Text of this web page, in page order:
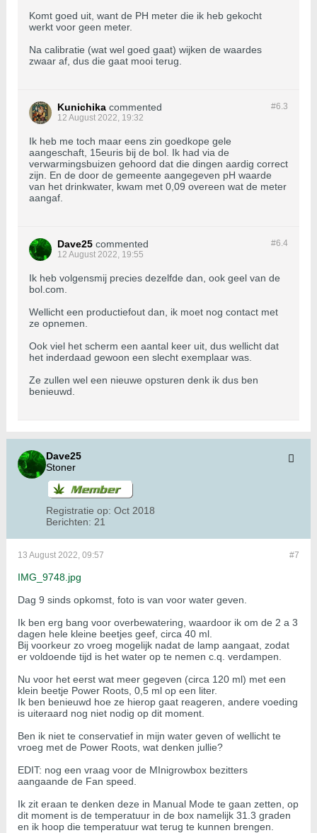
Komt goed uit, want de PH meter die ik heb gekocht
werkt voor geen meter.
Na calibratie (wat wel goed gaat) wijken de waardes
zwaar af, dus die gaat mooi terug.
#6.3
Kunichika commented
12 August 2022, 19:32
Ik heb me toch maar eens zin goedkope gele
aangeschaft, 15euris bij de bol. Ik had via de
verwarmingsbuizen gehoord dat die dingen aardig correct
zijn. En de door de gemeente aangegeven pH waarde
van het drinkwater, kwam met 0,09 overeen wat de meter
aangaf.
#6.4
Dave25 commented
12 August 2022, 19:55
Ik heb volgensmij precies dezelfde dan, ook geel van de
bol.com.
Wellicht een productiefout dan, ik moet nog contact met
ze opnemen.
Ook viel het scherm een aantal keer uit, dus wellicht dat
het inderdaad gewoon een slecht exemplaar was.
Ze zullen wel een nieuwe opsturen denk ik dus ben
benieuwd.
Dave25
Stoner
Registratie op: Oct 2018
Berichten: 21
#7
13 August 2022, 09:57
IMG_9748.jpg
Dag 9 sinds opkomst, foto is van voor water geven.
Ik ben erg bang voor overbewatering, waardoor ik om de 2 a 3
dagen hele kleine beetjes geef, circa 40 ml.
Bij voorkeur zo vroeg mogelijk nadat de lamp aangaat, zodat
er voldoende tijd is het water op te nemen c.q. verdampen.
Nu voor het eerst wat meer gegeven (circa 120 ml) met een
klein beetje Power Roots, 0,5 ml op een liter.
Ik ben benieuwd hoe ze hierop gaat reageren, andere voeding
is uiteraard nog niet nodig op dit moment.
Ben ik niet te conservatief in mijn water geven of wellicht te
vroeg met de Power Roots, wat denken jullie?
EDIT: nog een vraag voor de MInigrowbox bezitters
aangaande de Fan speed.
Ik zit eraan te denken deze in Manual Mode te gaan zetten, op
dit moment is de temperatuur in de box namelijk 31.3 graden
en ik hoop die temperatuur wat terug te kunnen brengen.